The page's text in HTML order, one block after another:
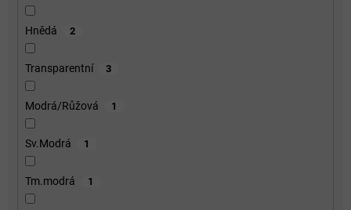
Hnědá 2
Transparentní 3
Modrá/Růžová 1
Sv.Modrá 1
Tm.modrá 1